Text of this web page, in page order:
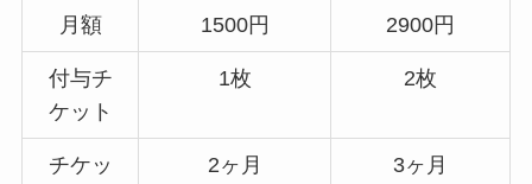
月額 1500円 2900円
付与チ
ケット
1枚 2枚
チケッ
2ヶ月 3ヶ月